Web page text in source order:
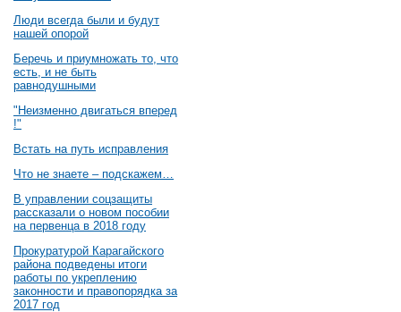
Люди всегда были и будут
нашей опорой
Беречь и приумножать то, что
есть, и не быть
равнодушными
"Неизменно двигаться вперед
!"
Встать на путь исправления
Что не знаете – подскажем…
В управлении соцзащиты
рассказали о новом пособии
на первенца в 2018 году
Прокуратурой Карагайского
района подведены итоги
работы по укреплению
законности и правопорядка за
2017 год